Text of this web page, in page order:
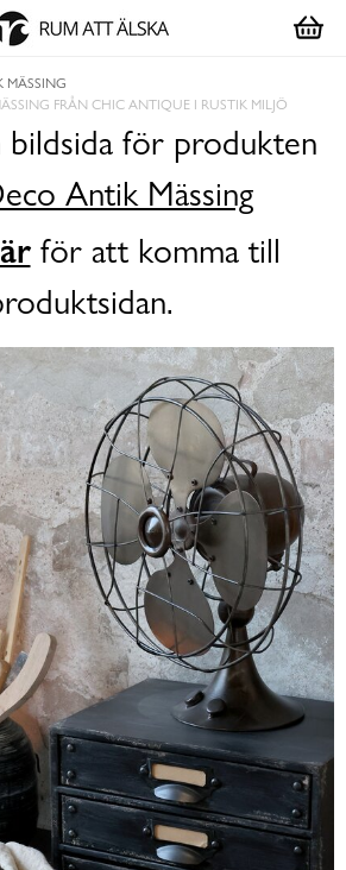
MÄSSING
FRÅN CHIC ANTIQUE I RUSTIK MILJÖ
bildsida för produkten
Antik Mässing
för att komma till